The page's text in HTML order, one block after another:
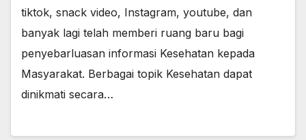
tiktok, snack video, Instagram, youtube, dan
banyak lagi telah memberi ruang baru bagi
penyebarluasan informasi Kesehatan kepada
Masyarakat. Berbagai topik Kesehatan dapat
dinikmati secara…